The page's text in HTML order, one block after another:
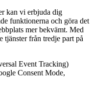
kan vi erbjuda dig
funktionerna och göra det
mer bekvämt. Med
tjänster från tredje part på
Event Tracking)
Consent Mode,